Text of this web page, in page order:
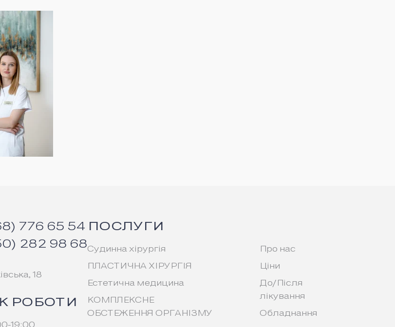
776 65 54
282 98 68
18
РОБОТИ
19:00
ПОСЛУГИ
Судинна хірургія
ПЛАСТИЧНА ХІРУРГІЯ
Естетична медицина
КОМПЛЕКСНЕ
ОБСТЕЖЕННЯ ОРГАНІЗМУ
Про нас
Ціни
До/Після
лікування
Обладнання